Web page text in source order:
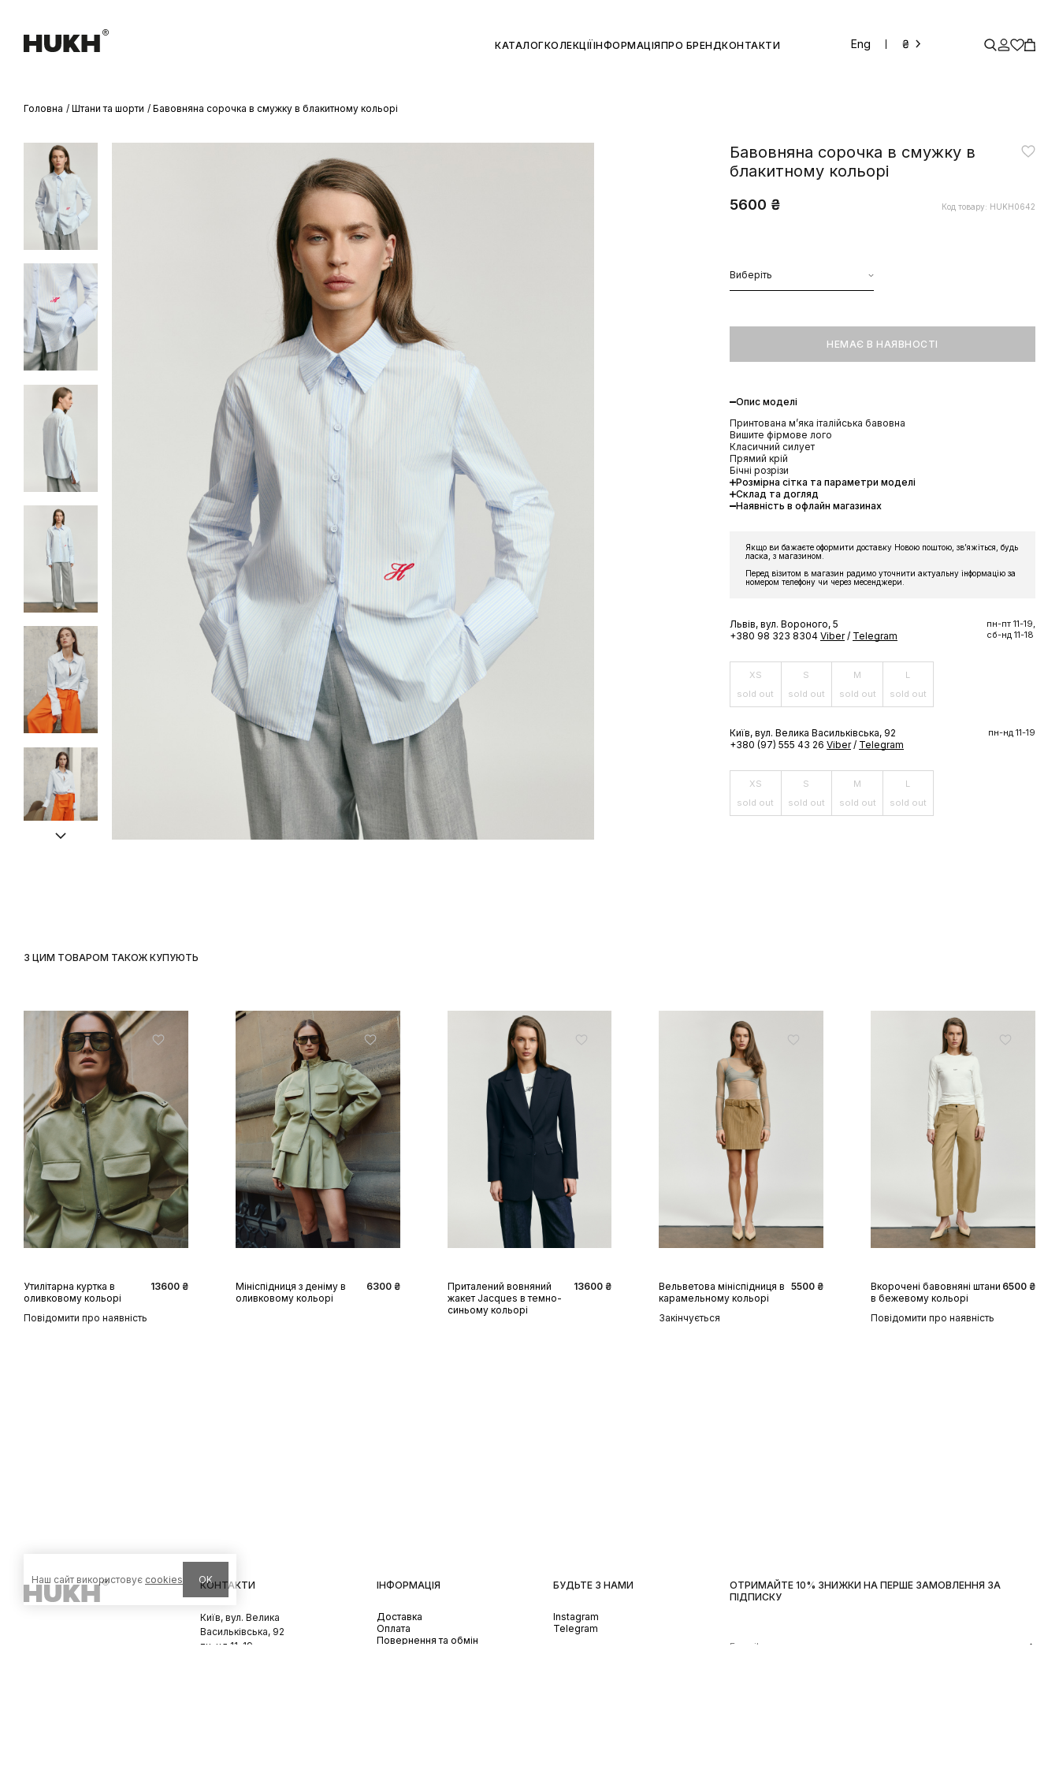
КАТАЛОГКОЛЕКЦІЇ ІНФОРМАЦІЯПРО БРЕНДКОНТАКТИ Eng ₴
Головна Штани та шорти Бавовняна сорочка в смужку в блакитному кольорі
Бавовняна сорочка в смужку в
блакитному кольорі
5600 ₴ Код товару: HUKH0642
Виберіть
НЕМАЄ В НАЯВНОСТІ
Опис моделі
Принтована мʼяка італійська бавовна
Вишите фірмове лого
Класичний силует
Прямий крій
Бічні розрізи
Розмірна сітка та параметри моделі
Склад та догляд
Наявність в офлайн магазинах
Якщо ви бажаєте оформити доставку Новою поштою, звʼяжіться, будь
ласка, з магазином.
Перед візитом в магазин радимо уточнити актуальну інформацію за
номером телефону чи через месенджери.
Львів, вул. Вороного, 5
+380 98 323 8304 Viber / Telegram
пн-пт 11-19,
сб-нд 11-18
XS
sold out
S
sold out
M
sold out
L
sold out
Київ, вул. Велика Васильківська, 92
+380 (97) 555 43 26 Viber / Telegram
пн-нд 11-19
XS
sold out
S
sold out
M
sold out
L
sold out
З ЦИМ ТОВАРОМ ТАКОЖ КУПУЮТЬ
XS SML XL
Утилітарна куртка в
оливковому кольорі
13600 ₴
Повідомити про наявність
XSS L
Мініспідниця з деніму в
оливковому кольорі
6300 ₴
M
Приталений вовняний
жакет Jacques в темно-
синьому кольорі
13600 ₴
XSSML
Вельветова мініспідниця в
карамельному кольорі
5500 ₴
Закінчується
XSSMLXL
Вкорочені бавовняні штани
в бежевому кольорі
6500 ₴
Повідомити про наявність
КОНТАКТИ
Київ, вул. Велика
Васильківська, 92
пн-нд 11-19
ІНФОРМАЦІЯ
Доставка
Оплата
Повернення та обмін
БУДЬТЕ З НАМИ
Instagram
Telegram
ОТРИМАЙТЕ 10% ЗНИЖКИ НА ПЕРШЕ ЗАМОВЛЕННЯ ЗА
ПІДПИСКУ
Наш сайт використовує cookies OK